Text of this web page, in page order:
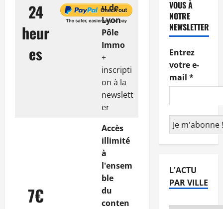
24
heur
es
u de
Lyon
Pôle
Immo
+
inscripti
on à la
newslett
er
7€
Accès
illimité
à
l'ensem
ble
du
conten
VOUS À
NOTRE
NEWSLETTER
Entrez
votre e-
mail *
L'ACTU
PAR VILLE